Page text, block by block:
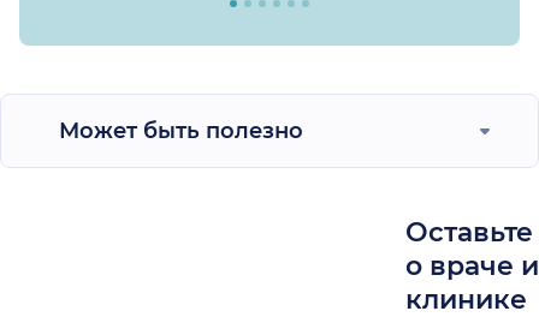
Может быть полезно
о враче
клинике